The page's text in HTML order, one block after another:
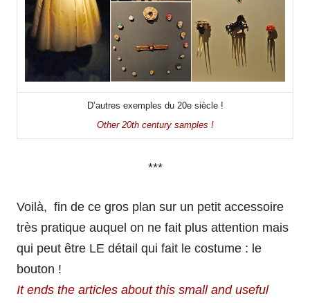
D’autres exemples du 20e siècle !
Other 20th century samples !
***
Voilà, fin de ce gros plan sur un petit accessoire
très pratique auquel on ne fait plus attention mais
qui peut être LE détail qui fait le costume : le
bouton !
It ends the articles about this small and useful